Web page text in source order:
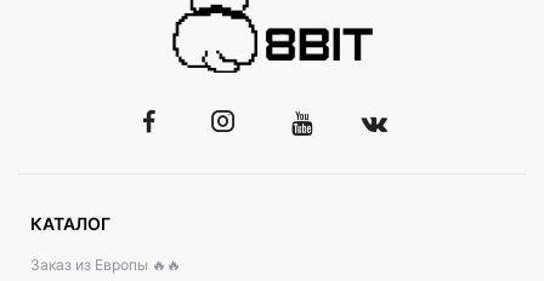
КАТАЛОГ
Заказ из Европы 🔥🔥